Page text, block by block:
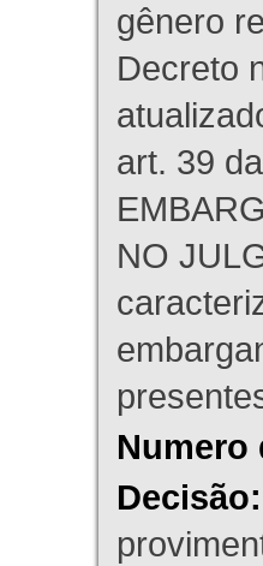
gênero
Decreto
art. 39
NO
Numero
Decisão: